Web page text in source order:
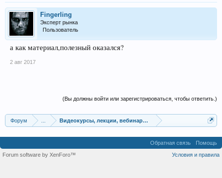
Fingerling
Эксперт рынка
Пользователь
а как материал,полезный оказался?
2 авг 2017
(Вы должны войти или зарегистрироваться, чтобы ответить.)
Форум Видеокурсы, лекции, вебинары, учебный материал
Обратная связь
Помощь
Условия и правила
Forum software by XenForo™